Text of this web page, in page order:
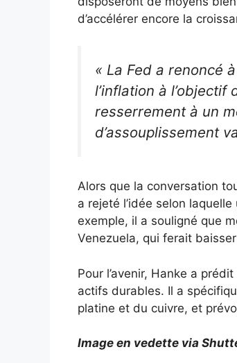
d’accélérer encore la
« La Fed a renoncé
l’inflation à
resserrement à un
d’assouplissement
Alors que la conversation
a rejeté l’idée selon
exemple, il a souligné que
Venezuela, qui ferait
Pour l’avenir, Hanke a
actifs durables. Il a
platine et du cuivre, et
Image en vedette via